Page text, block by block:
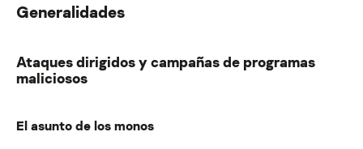
Generalidades
Ataques dirigidos y campañas de programas
maliciosos
El asunto de los monos